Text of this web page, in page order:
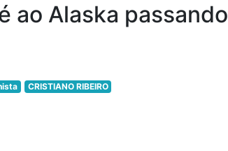
ao Alaska passando
CRISTIANO RIBEIRO